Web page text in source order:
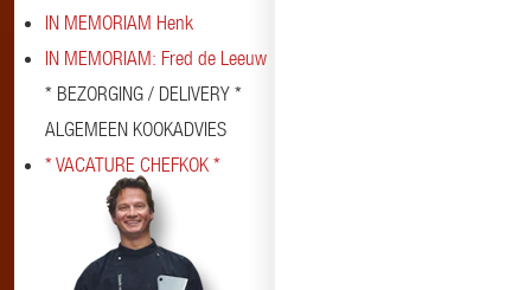
IN MEMORIAM Henk
IN MEMORIAM: Fred de Leeuw
* BEZORGING / DELIVERY *
ALGEMEEN KOOKADVIES
* VACATURE CHEFKOK *